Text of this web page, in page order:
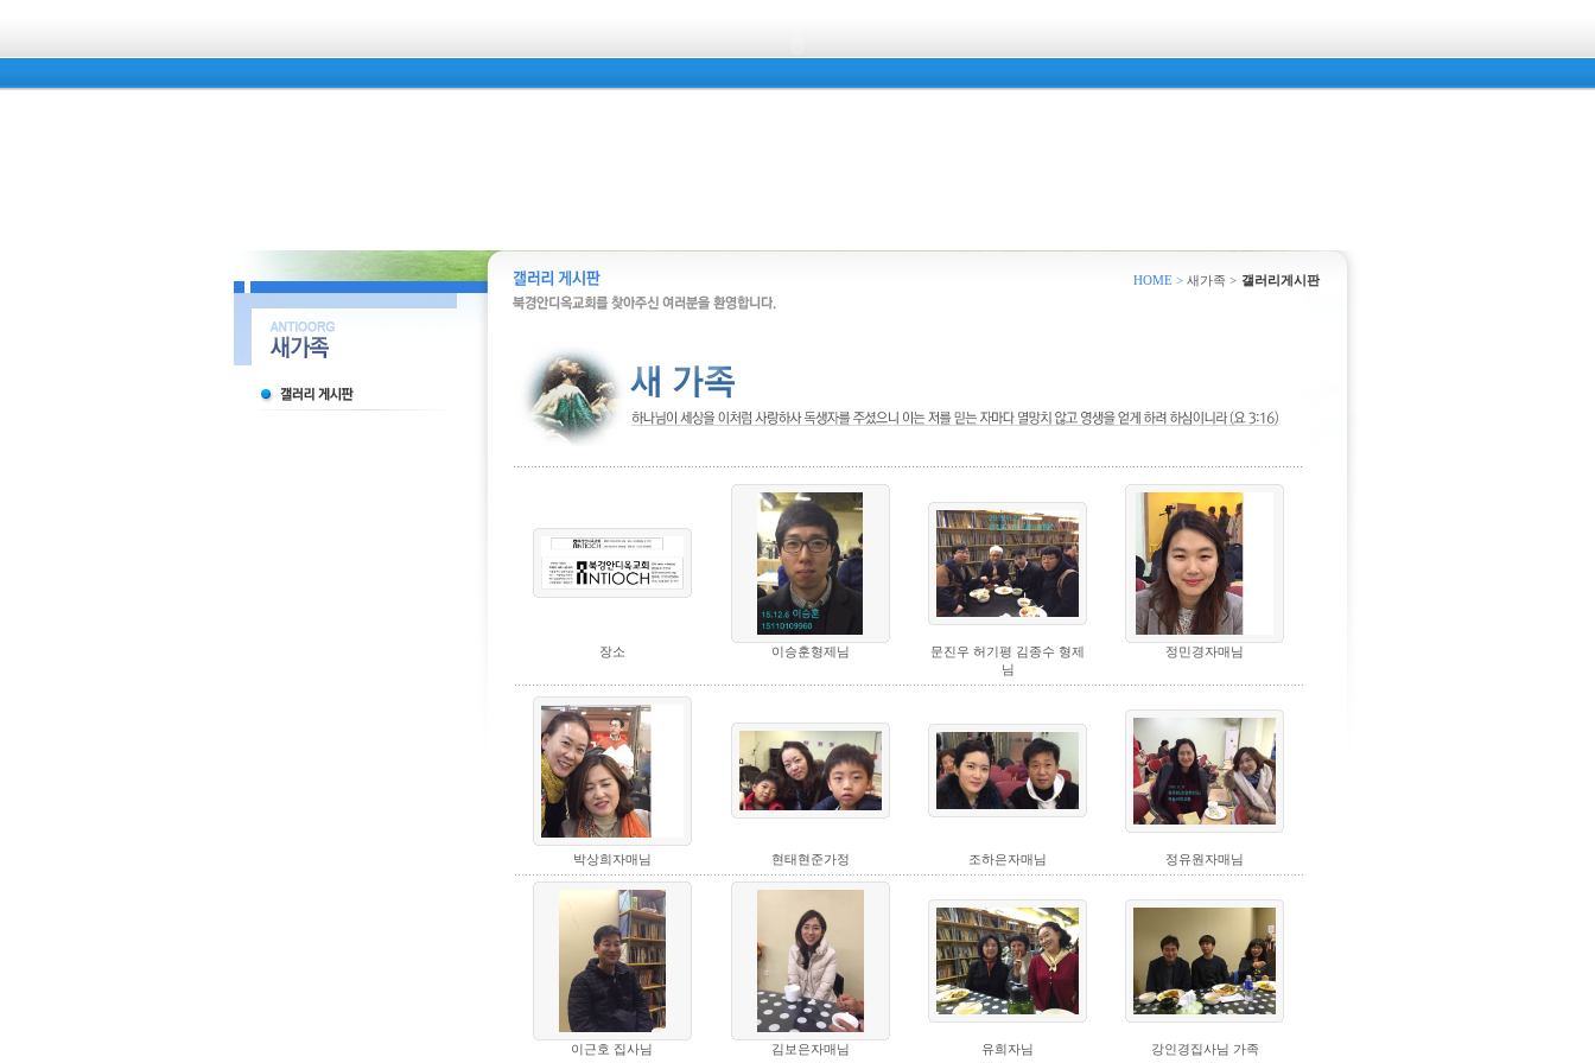
HOME > 새가족 > 갤러리게시판
장소 이승훈형제님
문진우 허기평 김종수 형제
님
정민경자매님
박상희자매님 현태현준가정 조하은자매님 정유원자매님
이근호 집사님 김보은자매님 유희자님 강인경집사님 가족